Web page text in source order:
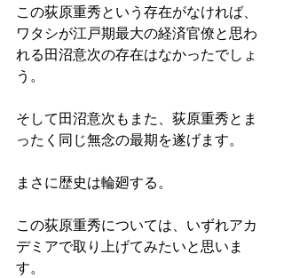
この荻原重秀という存在がなければ、
ワタシが江戸期最大の経済官僚と思わ
れる田沼意次の存在はなかったでしょ
う。
そして田沼意次もまた、荻原重秀とま
ったく同じ無念の最期を遂げます。
まさに歴史は輪廻する。
この荻原重秀については、いずれアカ
デミアで取り上げてみたいと思いま
す。